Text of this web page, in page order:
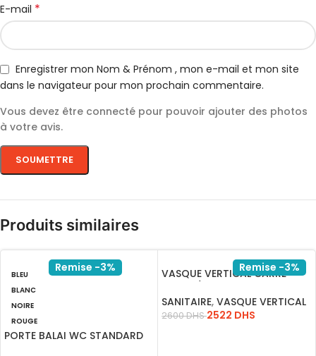
E-mail *
Enregistrer mon Nom & Prénom , mon e-mail et mon site
dans le navigateur pour mon prochain commentaire.
Vous devez être connecté pour pouvoir ajouter des photos
à votre avis.
Produits similaires
Remise -3%
BLEU
BLANC
NOIRE
ROUGE
PORTE BALAI WC STANDARD
Remise -3%
VASQUE VERTICAL CARRE
SANITAIRE, VASQUE VERTICAL
2600DHS 2522 DHS